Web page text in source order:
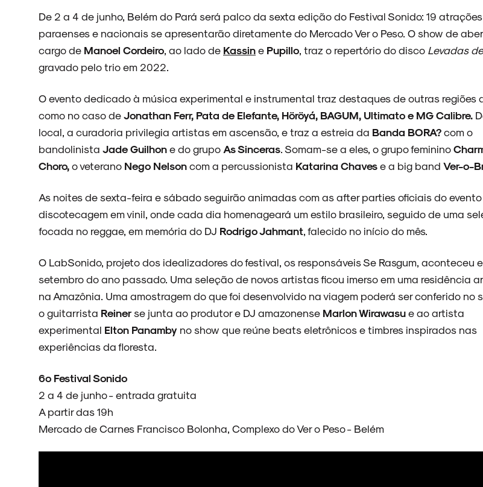
De 2 a 4 de junho, Belém do Pará será palco da sexta edição do Festival Sonido: 19 atrações
paraenses e nacionais se apresentarão diretamente do Mercado Ver o Peso. O show de
cargo de Manoel Cordeiro , ao lado de Kassine Pupillo , traz o repertório do disco Levadas
gravado pelo trio em 2022.
O evento dedicado à música experimental e instrumental traz destaques de outras regiões
como no caso deJonathan Ferr, Pata de Elefante, Höröyá, BAGUM, Ultimato e MG Calibre.
local, a curadoria privilegia artistas em ascensão, e traz a estreia da Banda BORA?com o
bandolinista Jade Guilhone do grupo As Sinceras . Somam-se a eles, o grupo feminino
Choro,o veterano Nego Nelsoncom a percussionista Katarina Chavese a big band Ver-o-
As noites de sexta-feira e sábado seguirão animadas com as after parties oficiais do
discotecagem em vinil, onde cada dia homenageará um estilo brasileiro, seguido de uma
focada no reggae, em memória do DJ Rodrigo Jahmant , falecido no início do mês.
O LabSonido, projeto dos idealizadores do festival, os responsáveis Se Rasgum, aconteceu
setembro do ano passado. Uma seleção de novos artistas ficou imerso em uma residência
na Amazônia. Uma amostragem do que foi desenvolvido na viagem poderá ser conferido no
o guitarrista Reinerse junta ao produtor e DJ amazonense Marlon Wirawasue ao artista
experimental Elton Panamby no show que reúne beats eletrônicos e timbres inspirados nas
experiências da floresta.
6º Festival Sonido
2 a 4 de junho - entrada gratuita
A partir das 19h
Mercado de Carnes Francisco Bolonha, Complexo do Ver o Peso - Belém